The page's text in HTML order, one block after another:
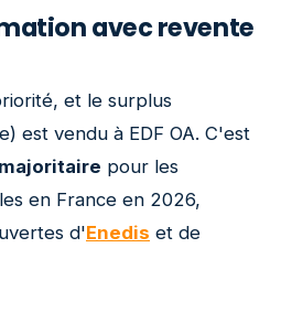
avec revente
et le surplus
est vendu à EDF OA. C'est
pour les
en France en 2026,
d'Enedis et de